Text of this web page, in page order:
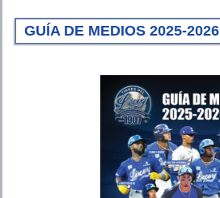
GUÍA DE MEDIOS 2025-2026